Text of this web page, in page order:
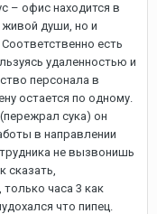
– офис находится в
живой души, но и
есть
удаленностью и
персонала в
остается по одному.
сука) он
в направлении
не вызвонишь
сказать,
часа 3 как
что пипец.